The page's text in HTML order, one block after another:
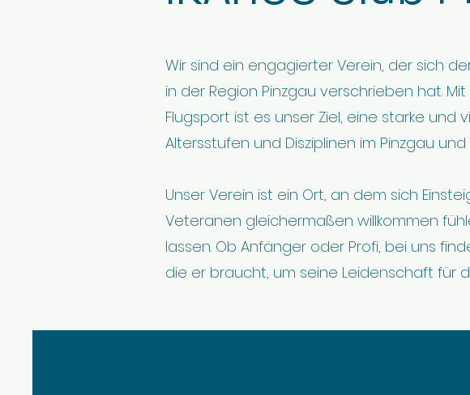
Wir sind ein engagierter Verein, der sich
in der Region Pinzgau verschrieben hat.
Flugsport ist es unser Ziel, eine starke
Altersstufen und Disziplinen im Pinzgau
Unser Verein ist ein Ort, an dem sich
Veteranen gleichermaßen willkommen
lassen. Ob Anfänger oder Profi, bei uns
die er braucht, um seine Leidenschaft für